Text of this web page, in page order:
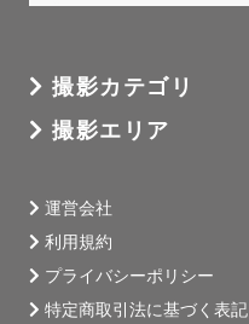
撮影カテゴリ
撮影エリア
運営会社
利用規約
プライバシーポリシー
特定商取引法に基づく表記